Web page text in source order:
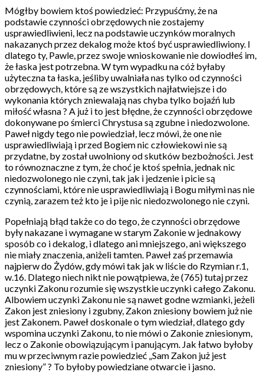
Mógłby bowiem ktoś powiedzieć: Przypuśćmy, że na
podstawie czynności obrzędowych nie zostajemy
usprawiedliwieni, lecz na podstawie uczynków moralnych
nakazanych przez dekalog może ktoś być usprawiedliwiony. I
dlatego ty, Pawle, przez swoje wnioskowanie nie dowiodłeś im,
że łaska jest potrzebna. W tym wypadku na cóż byłaby
użyteczna ta łaska, jeśliby uwalniała nas tylko od czynności
obrzędowych, które są ze wszystkich najłatwiejsze i do
wykonania których zniewalają nas chyba tylko bojaźń lub
miłość własna ? A już i to jest błędne, że czynności obrzędowe
dokonywane po śmierci Chrystusa są zgubne i niedozwolone.
Paweł nigdy tego nie powiedział, lecz mówi, że one nie
usprawiedliwiają i przed Bogiem nic człowiekowi nie są
przydatne, by został uwolniony od skutków bezbożności. Jest
to równoznaczne z tym, że choć je ktoś spełnia, jednak nic
niedozwolonego nie czyni, tak jak i jedzenie i picie są
czynnościami, które nie usprawiedliwiają i Bogu miłymi nas nie
czynią, zarazem też kto je i pije nic niedozwolonego nie czyni.
Popełniają błąd także co do tego, że czynności obrzędowe
były nakazane i wymagane w starym Zakonie w jednakowy
sposób co i dekalog, i dlatego ani mniejszego, ani większego
nie miały znaczenia, aniżeli tamten. Paweł zaś przemawia
najpierw do Żydów, gdy mówi tak jak w liście do Rzymian r.1,
w.16. Dlatego niech nikt nie powątpiewa, że (765) tutaj przez
uczynki Zakonu rozumie się wszystkie uczynki całego Zakonu.
Albowiem uczynki Zakonu nie są nawet godne wzmianki, jeżeli
Zakon jest zniesiony i zgubny, Zakon zniesiony bowiem już nie
jest Zakonem. Paweł doskonale o tym wiedział, dlatego gdy
wspomina uczynki Zakonu, to nie mówi o Zakonie zniesionym,
lecz o Zakonie obowiązującym i panującym. Jak łatwo byłoby
mu w przeciwnym razie powiedzieć „Sam Zakon już jest
zniesiony” ? To byłoby powiedziane otwarcie i jasno.